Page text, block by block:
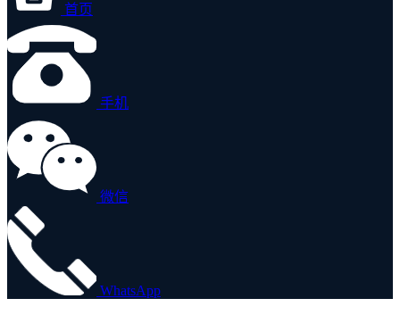
首页
手机
微信
WhatsApp